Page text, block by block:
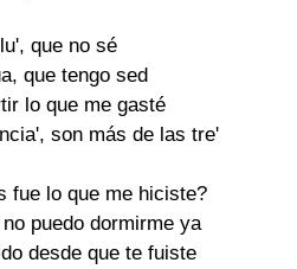
que no sé
que tengo sed
lo que me gasté
son más de las tre'
fue lo que me hiciste?
puedo dormirme ya
desde que te fuiste